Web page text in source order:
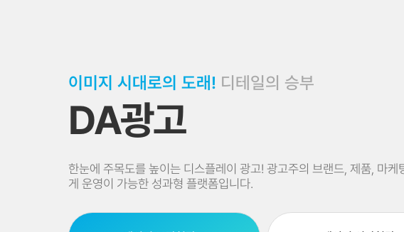
이미지 시대로의 도래! 디테일의 승부
DA광고
한눈에 주목도를 높이는 디스플레이 광고! 광고주의 브랜드, 제품, 마케
게 운영이 가능한 성과형 플랫폼입니다.